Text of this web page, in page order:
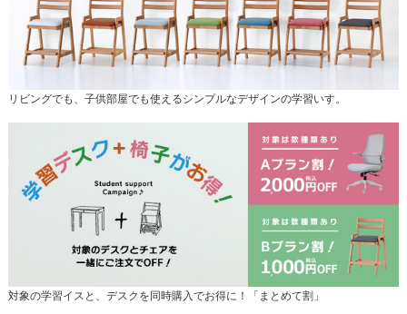
リビングでも、子供部屋でも使えるシンプルなデザインの学習いす。
対象の学習イスと、デスクを同時購入でお得に！「まとめて割」